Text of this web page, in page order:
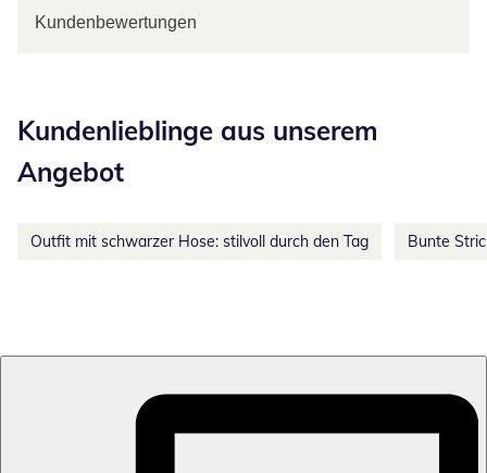
Kundenbewertungen
Kundenlieblinge aus unserem
Angebot
Outfit mit schwarzer Hose: stilvoll durch den Tag Bunte